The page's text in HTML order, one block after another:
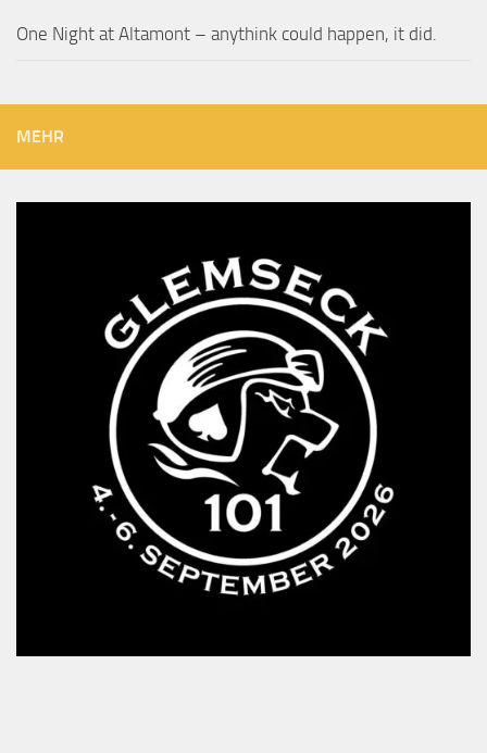
One Night at Altamont – anythink could happen, it did.
MEHR